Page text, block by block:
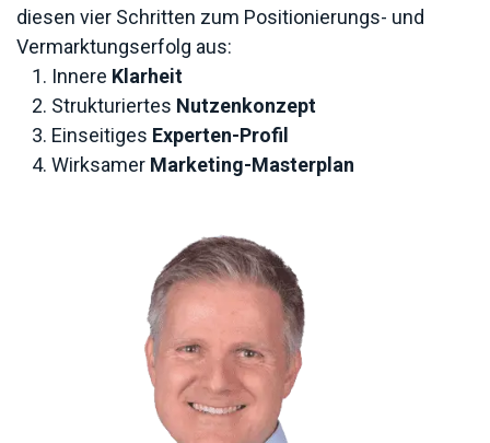
diesen vier Schritten zum Positionierungs- und
Vermarktungserfolg aus:
Innere Klarheit
Strukturiertes Nutzenkonzept
Einseitiges Experten-Profil
Wirksamer Marketing-Masterplan